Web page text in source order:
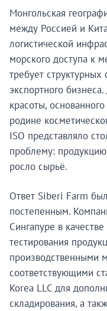
Монгольская
между Россией и
логистической
морского доступа к
требует
экспортного
красоты,
родине
ISO представляло
проблему: продукцию
росло сырьё.
Ответ Siberi Farm
постепенным.
Сингапуре в
тестирования
производственными
соответствующими
Korea LLC для
складирования, а